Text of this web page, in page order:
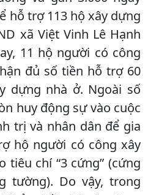
hỗ trợ 113 hộ xây dựng
xã Việt Vinh Lê Hạnh
11 hộ người có công
đủ số tiền hỗ trợ 60
dựng nhà ở. Ngoài số
huy động sự vào cuộc
trị và nhân dân để gia
hộ người có công xây
tiêu chí “3 cứng” (cứng
tường). Do vậy, trong